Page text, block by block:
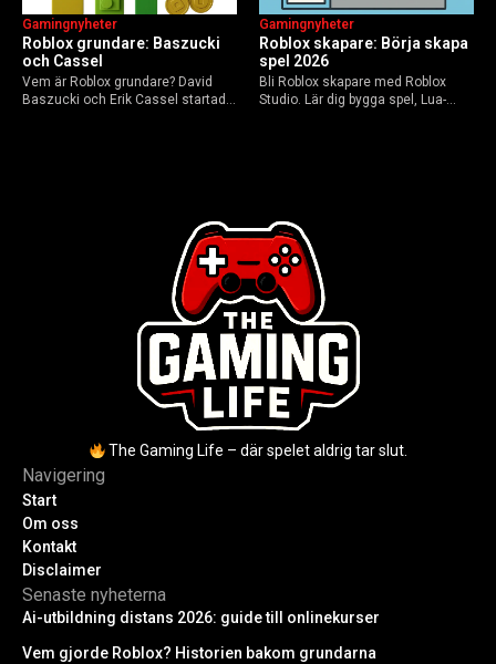
Roblox grundare: Baszucki
och Cassel
Gamingnyheter
Vem är Roblox grundare? David
Baszucki och Erik Cassel startade
Roblox skapare: Börja skapa
spel 2026
Gamingnyheter
Bli Roblox skapare med Roblox
Studio. Lär dig bygga spel, Lua-
The Gaming Life – där spelet aldrig tar slut.
Navigering
Start
Om oss
Kontakt
Disclaimer
Senaste nyheterna
Ai-utbildning distans 2026: guide till onlinekurser
Vem gjorde Roblox? Historien bakom grundarna